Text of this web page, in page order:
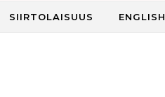
tietokanta
SIIRTOLAISUUS ENGLISH